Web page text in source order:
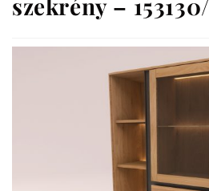
szekrény – 153130/